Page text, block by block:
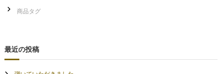
最近の投稿